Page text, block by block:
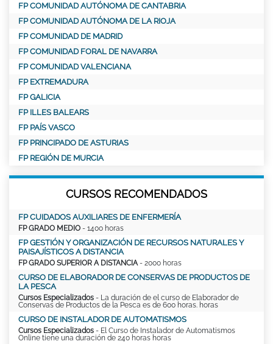
FP COMUNIDAD AUTÓNOMA DE CANTABRIA
FP COMUNIDAD AUTÓNOMA DE LA RIOJA
FP COMUNIDAD DE MADRID
FP COMUNIDAD FORAL DE NAVARRA
FP COMUNIDAD VALENCIANA
FP EXTREMADURA
FP GALICIA
FP ILLES BALEARS
FP PAÍS VASCO
FP PRINCIPADO DE ASTURIAS
FP REGIÓN DE MURCIA
CURSOS RECOMENDADOS
FP CUIDADOS AUXILIARES DE ENFERMERÍA
FP GRADO MEDIO - 1400 horas
FP GESTIÓN Y ORGANIZACIÓN DE RECURSOS NATURALES Y
PAISAJÍSTICOS A DISTANCIA
FP GRADO SUPERIOR A DISTANCIA - 2000 horas
CURSO DE ELABORADOR DE CONSERVAS DE PRODUCTOS DE
LA PESCA
Cursos Especializados - La duración de el curso de Elaborador de
Conservas de Productos de la Pesca es de 600 horas. horas
CURSO DE INSTALADOR DE AUTOMATISMOS
Cursos Especializados - El Curso de Instalador de Automatismos
Online tiene una duración de 240 horas horas